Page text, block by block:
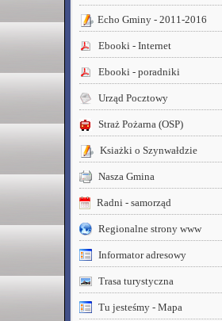
Echo Gminy - 2011-2016
Ebooki - Internet
Ebooki - poradniki
Urząd Pocztowy
Straż Pożarna (OSP)
Ksiażki o Szynwałdzie
Nasza Gmina
Radni - samorząd
Regionalne strony www
Informator adresowy
Trasa turystyczna
Tu jesteśmy - Mapa